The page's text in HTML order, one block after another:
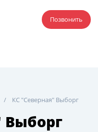
Позвонить
КС "Северная" Выборг
Выборг